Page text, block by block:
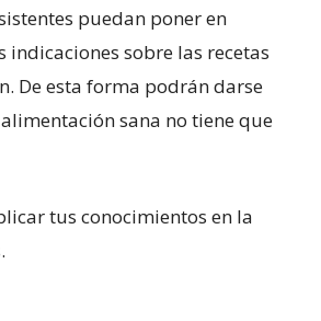
puedan poner en
indicaciones sobre las recetas
De esta forma podrán darse
sana no tiene que
tus conocimientos en la